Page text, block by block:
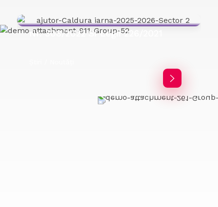
Nr. 308/2022 Si Legii 226/2021